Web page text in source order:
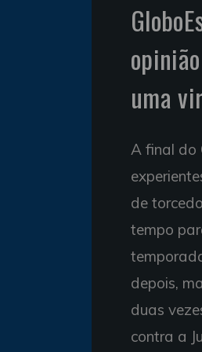
uma
A final do
de
tempo
depois,
duas
contra a